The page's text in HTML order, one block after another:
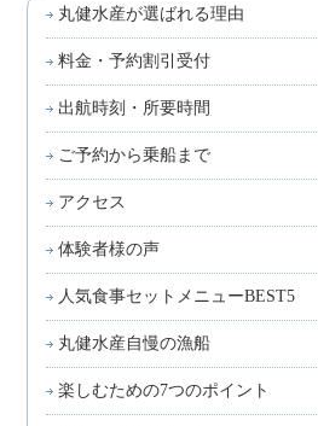
丸健水産が選ばれる理由
料金・予約割引受付
出航時刻・所要時間
ご予約から乗船まで
アクセス
体験者様の声
人気食事セットメニューBEST5
丸健水産自慢の漁船
楽しむための7つのポイント